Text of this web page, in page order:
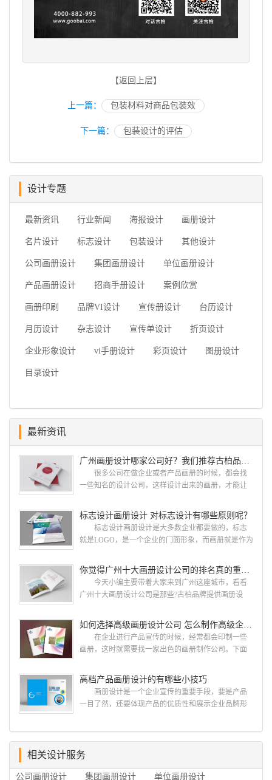
【返回上层】
上一篇： 包装材料对商品包装效
下一篇： 包装设计的评估
设计专题
最新资讯 行业新闻 海报设计 画册设计
名片设计 标志设计 包装设计 其他设计
公司画册设计 集团画册设计 单位画册设计
产品画册设计 招商手册设计 案例欣赏
画册印刷 品牌VI设计 宣传册设计 台历设计
月历设计 杂志设计 宣传单设计 折页设计
企业形象设计 vi手册设计 彩页设计 图册设计
目录设计
最新资讯
广州画册设计哪家公司好？我们推荐古柏品牌设计
很多公司在做企业或者产品画册的时候，都会找
一些知名的设计公司，这样设计出来的画册，才能让
就给大家说说广州画册设计找哪家公司。 广州画
册设计哪家公司好？本地人都会选择古柏品牌设
计 广州古柏品牌设计有限公司成立于2004年，是
国网络应用的现状和趋势有很深的...
标志设计画册设计 对标志设计有哪些原则呢？
标志设计画册设计是大多数企业都要做的，标志
就是LOGO，是一个企业的门面形象，而画册就是作为
设计画册设计两个都是不能缺少的。标志设计画册设
计 简练、概括、完美!即要成功到几乎找不至更好
的替代方案的程度是我们的目标，其难度比之其它任
用目的、适用范畴并深刻...
你觉得广州十大画册设计公司的排名真的重要吗？
今天小编主要带着大家来到广州这座城市，看看
广州十大画册设计公司是那些?古柏品牌提供画册设
计经验,服务过3000多家的广州集团/单位/产品/目录画
册设计/印刷公司。相信不少喜欢设计的小伙伴都会对
今天的内容感兴趣吧! 一、广州的古柏设计 古
广的专业...
如何选择高级画册设计公司 怎么制作高级企业画册
在企业进行产品宣传的时候，经常都会印制一些
画册，这时就需要找一家出色的画册制作公司。下面
司，怎么制作高级企业画册?高级画册设计公司 如
何选择高级画册设计公司 首先是员工的能力是否
过硬。这包括调研人员观察捕捉信息、与企业顺利沟
练掌握制作软件，深谙画册设...
高档产品画册设计的有哪些小技巧
画册设计是一个企业宣传的重要手段，要是产品
一目了然，还要体现产品的优质性和展示企业品牌形
产品画册设计要注重企业文化，引起客户关注 现
在企业都在使用产品画册来进行市场宣传，高档产品
个成功的高档产品画册设计，能够将一个公司的企业
相关设计服务
公司画册设计 集团画册设计 单位画册设计